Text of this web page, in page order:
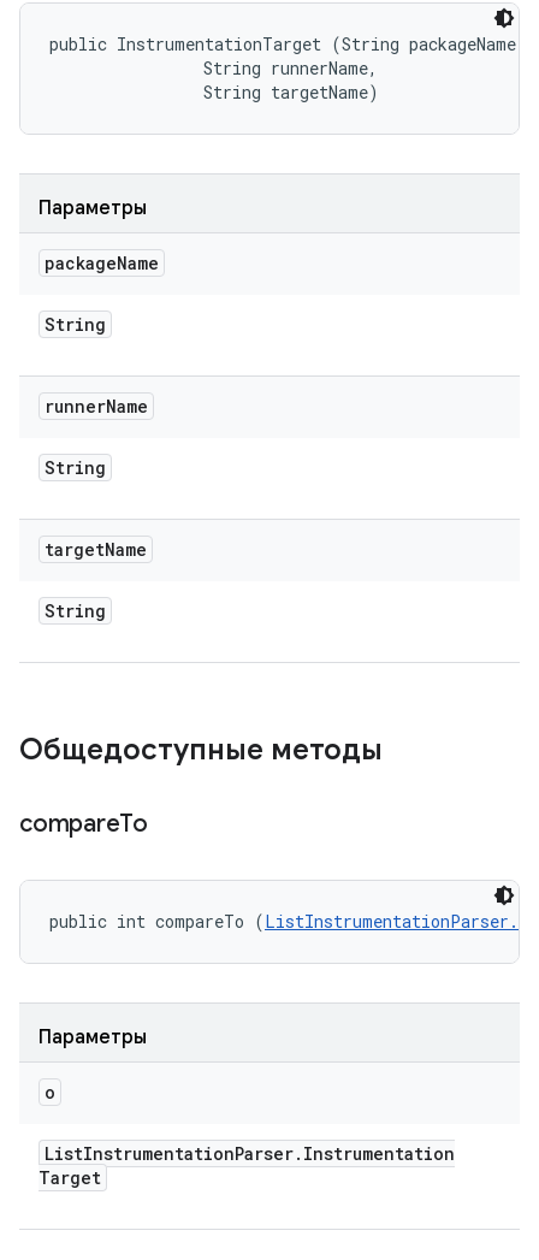
public InstrumentationTarget (String packageName,
                String runnerName,
                String targetName)
Параметры
packageName
String
runnerName
String
targetName
String
Общедоступные методы
compareTo
public int compareTo (
Параметры
o
ListInstrumentationParser. Instrumentation
Target